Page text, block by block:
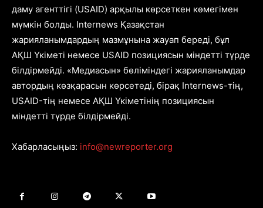
даму агенттігі (USAID) арқылы көрсеткен көмегімен
мүмкін болды. Internews Қазақстан
жарияланымдардың мазмұнына жауап береді, бұл
АҚШ Үкіметі немесе USAID позициясын міндетті түрде
білдірмейді. «Медиасын» бөліміндегі жарияланымдар
автордың көзқарасын көрсетеді, бірақ Internews-тің,
USAID-тің немесе АҚШ Үкіметінің позициясын
міндетті түрде білдірмейді.
Хабарласыңыз: info@newreporter.org